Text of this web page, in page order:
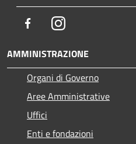
FacebookInstagram
AMMINISTRAZIONE
Organi di Governo
Aree Amministrative
Uffici
Enti e fondazioni